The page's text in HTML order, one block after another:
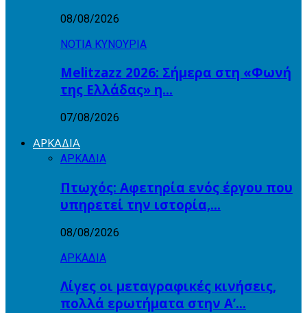
08/08/2026
ΝΟΤΙΑ ΚΥΝΟΥΡΙΑ
Melitzazz 2026: Σήμερα στη «Φωνή
της Ελλάδας» η…
07/08/2026
ΑΡΚΑΔΙΑ
ΑΡΚΑΔΙΑ
Πτωχός: Αφετηρία ενός έργου που
υπηρετεί την ιστορία,…
08/08/2026
ΑΡΚΑΔΙΑ
Λίγες οι μεταγραφικές κινήσεις,
πολλά ερωτήματα στην Α’…